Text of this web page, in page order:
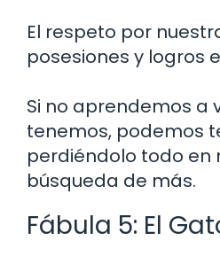
El respeto por
posesiones y logros
Si no aprendemos a
tenemos, podemos
perdiéndolo todo en
búsqueda de más.
Fábula 5: El